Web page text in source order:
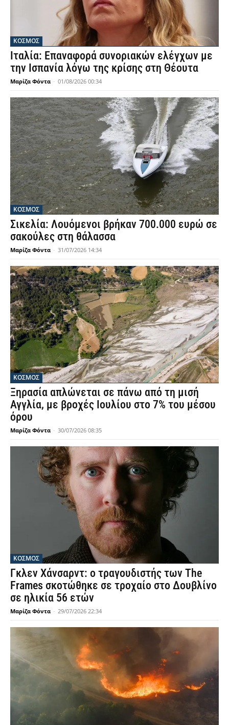
ΚΟΣΜΟΣ
Ιταλία: Επαναφορά συνοριακών ελέγχων με
την Ισπανία λόγω της κρίσης στη Θέουτα
Μαρίζα Φόντα - 01/08/2026 00:34
ΚΟΣΜΟΣ
Σικελία: Λουόμενοι βρήκαν 700.000 ευρώ σε
σακούλες στη θάλασσα
Μαρίζα Φόντα - 31/07/2026 14:34
ΚΟΣΜΟΣ
Ξηρασία απλώνεται σε πάνω από τη μισή
Αγγλία, με βροχές Ιουλίου στο 7% του μέσου
όρου
Μαρίζα Φόντα - 30/07/2026 08:35
ΚΟΣΜΟΣ
Γκλεν Χάνσαρντ: ο τραγουδιστής των The
Frames σκοτώθηκε σε τροχαίο στο Δουβλίνο
σε ηλικία 56 ετών
Μαρίζα Φόντα - 29/07/2026 22:34